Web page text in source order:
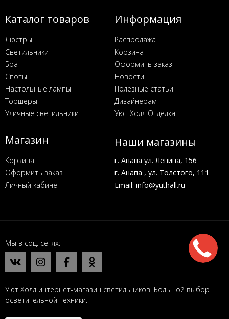
Каталог товаров
Люстры
Светильники
Бра
Споты
Настольные лампы
Торшеры
Уличные светильники
Информация
Распродажа
Корзина
Оформить заказ
Новости
Полезные статьи
Дизайнерам
Уют Холл Отделка
Магазин
Корзина
Оформить заказ
Личный кабинет
Наши магазины
г. Анапа ул. Ленина, 156
г. Анапа , ул. Толстого, 111
Email: info@yuthall.ru
Мы в соц. сетях
Уют Холл интернет-магазин светильников. Большой выбор
осветительной техники.